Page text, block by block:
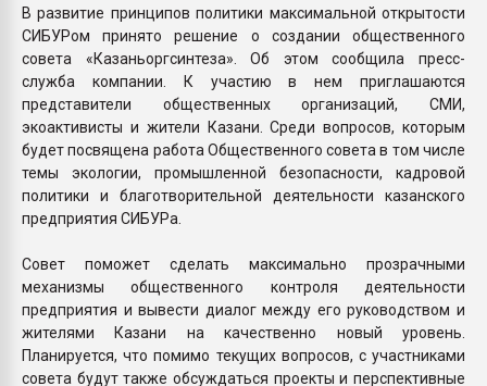
В развитие принципов политики максимальной открытости
СИБУРом принято решение о создании общественного
совета «Казаньоргсинтеза». Об этом сообщила пресс-
служба компании. К участию в нем приглашаются
представители общественных организаций, СМИ,
экоактивисты и жители Казани. Среди вопросов, которым
будет посвящена работа Общественного совета в том числе
темы экологии, промышленной безопасности, кадровой
политики и благотворительной деятельности казанского
предприятия СИБУРа.
Совет поможет сделать максимально прозрачными
механизмы общественного контроля деятельности
предприятия и вывести диалог между его руководством и
жителями Казани на качественно новый уровень.
Планируется, что помимо текущих вопросов, с участниками
совета будут также обсуждаться проекты и перспективные